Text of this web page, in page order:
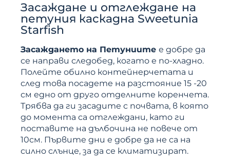
Засаждане и отглеждане на
петуния каскадна Sweetunia
Starfish
Засаждането на Петуниите е добре да
се направи следобед, когато е по-хладно.
Полейте обилно контейнерчетата и
след това посадете на разстояние 15 -20
см едно от друго отделните коренчета.
Трябва да ги засадите с почвата, в която
до момента са отглеждани, като ги
поставите на дълбочина не повече от
10см. Първите дни е добре да не са на
силно слънце, за да се климатизират.